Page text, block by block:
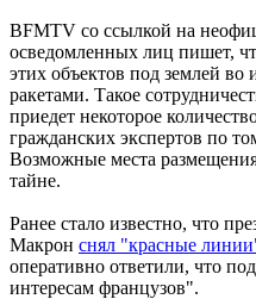
BFMTV со ссылкой на
осведомленных лиц пишет,
этих объектов под землей
ракетами. Такое
приедет некоторое
гражданских экспертов по
Возможные места
тайне.
Ранее стало известно, что
Макрон снял "красные
оперативно ответили, что
интересам французов".